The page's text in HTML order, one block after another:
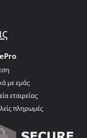
με εμάς
εταιρείας
πληρωμές